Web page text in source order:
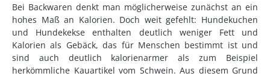
Bei Backwaren denkt man möglicherweise zunächst an ein
hohes Maß an Kalorien. Doch weit gefehlt: Hundekuchen
und Hundekekse enthalten deutlich weniger Fett und
Kalorien als Gebäck, das für Menschen bestimmt ist und
sind auch deutlich kalorienarmer als zum Beispiel
herkömmliche Kauartikel vom Schwein. Aus diesem Grund